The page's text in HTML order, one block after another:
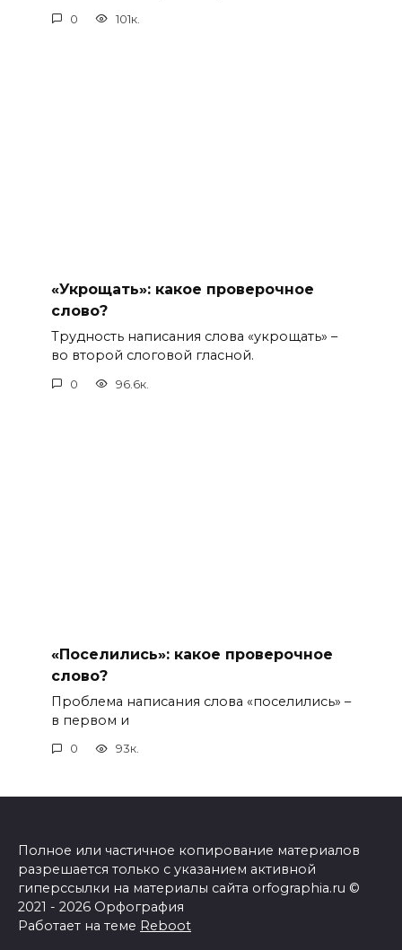
0 101к.
«Укрощать»: какое проверочное
слово?
Трудность написания слова «укрощать» –
во второй слоговой гласной.
0 96.6к.
«Поселились»: какое проверочное
слово?
Проблема написания слова «поселились» –
в первом и
0 93к.
Полное или частичное копирование материалов
разрешается только с указанием активной
гиперссылки на материалы сайта orfographia.ru ©
2021 - 2026 Орфография
Работает на теме Reboot